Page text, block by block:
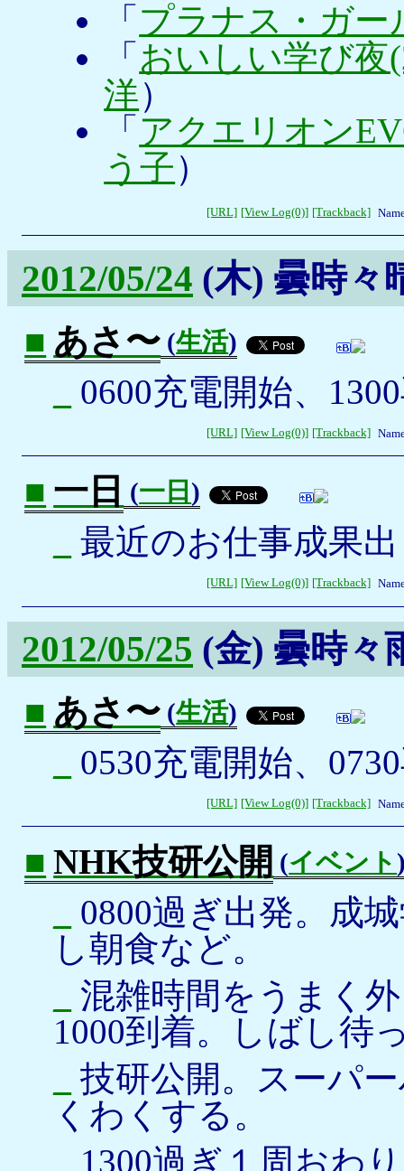
「 プラナス・ガー
「 おいしい学び夜
洋）
「 アクエリオン
う子）
[URL] [View Log(0)] [Trackback]
2012/05/24 (木) 曇時々
■ あさ〜 (生活)
0600充電開始、
[URL] [View Log(0)] [Trackback]
■ 一日 (一日 )
最近のお仕事成果
[URL] [View Log(0)] [Trackback]
2012/05/25 (金) 曇時々
■ あさ〜 (生活)
0530充電開始、
[URL] [View Log(0)] [Trackback]
■ NHK技研公開 (イベント
0800過ぎ出発。成
し朝食など。
混雑時間をうまく
1000到着。しばし待
技研公開。スーパ
くわくする。
1300過ぎ１周おわ